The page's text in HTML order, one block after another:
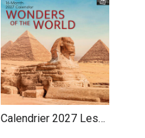
Calendrier 2027 Les